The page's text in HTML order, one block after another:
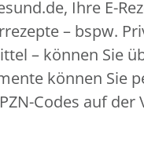
Ihre E-
– bspw.
– können Sie
können Sie
Codes auf der